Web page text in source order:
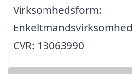
Virksomhedsform:
Enkeltmandsvirksomhed
CVR: 13063990